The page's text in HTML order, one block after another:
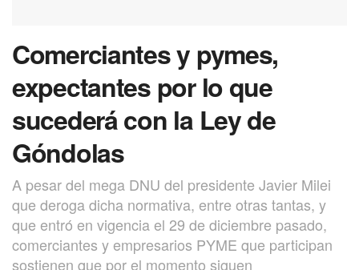
Comerciantes y pymes,
expectantes por lo que
sucederá con la Ley de
Góndolas
A pesar del mega DNU del presidente Javier Milei
que deroga dicha normativa, entre otras tantas, y
que entró en vigencia el 29 de diciembre pasado,
comerciantes y empresarios PYME que participan
sostienen que por el momento siguen